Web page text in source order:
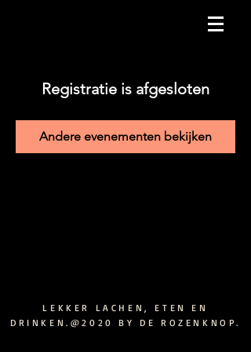
Registratie is afgesloten
Andere evenementen bekijken
LEKKER LACHEN, ETEN EN
DRINKEN.@2020 BY DE ROZENKNOP.